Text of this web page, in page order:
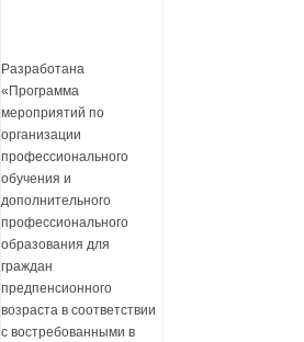
Разработана
«Программа
мероприятий по
организации
профессионального
обучения и
дополнительного
профессионального
образования для
граждан
предпенсионного
возраста в соответствии
с востребованными в